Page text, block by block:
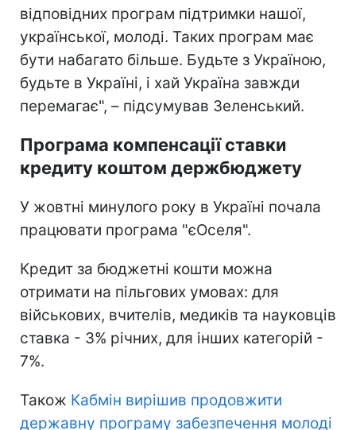
відповідних програм підтримки нашої,
української, молоді. Таких програм має
бути набагато більше. Будьте з Україною,
будьте в Україні, і хай Україна завжди
перемагає", – підсумував Зеленський.
Програма компенсації ставки
кредиту коштом держбюджету
У жовтні минулого року в Україні почала
працювати програма "єОселя".
Кредит за бюджетні кошти можна
отримати на пільгових умовах: для
військових, вчителів, медиків та науковців
ставка - 3% річних, для інших категорій -
7%.
Також Кабмін вирішив продовжити
державну програму забезпечення молоді